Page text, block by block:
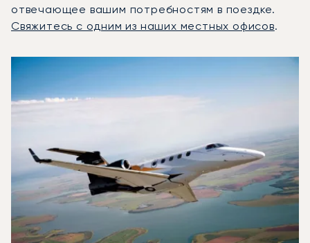
отвечающее вашим потребностям в поездке.
Свяжитесь с одним из наших местных офисов.
Фото воздушного судна
Скорость (км/ч)
Скорость (узлы)
Дальность (NM)